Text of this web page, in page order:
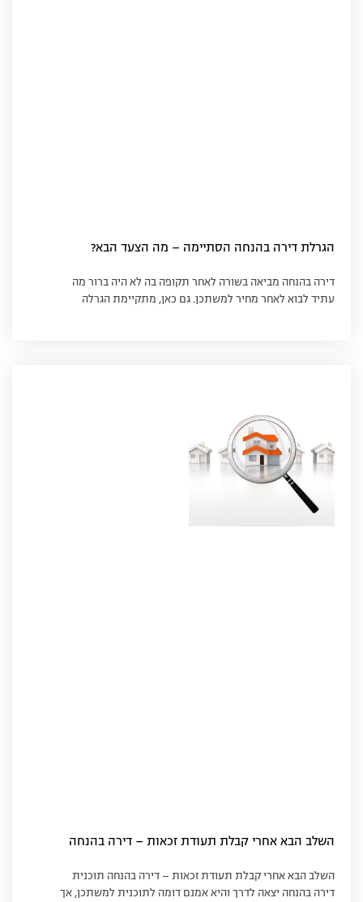
הגרלת דירה בהנחה הסתיימה – מה הצעד הבא?
דירה בהנחה מביאה בשורה לאחר תקופה בה לא היה ברור מה
עתיד לבוא לאחר מחיר למשתכן. גם כאן, מתקיימת הגרלה
השלב הבא אחרי קבלת תעודת זכאות – דירה בהנחה
השלב הבא אחרי קבלת תעודת זכאות – דירה בהנחה תוכנית
דירה בהנחה יצאה לדרך והיא אמנם דומה לתוכנית למשתכן, אך